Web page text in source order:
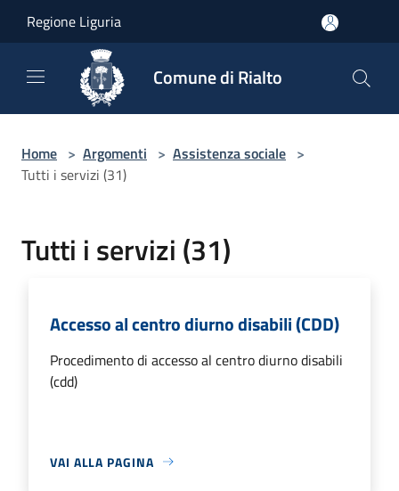
Regione Liguria
Comune di Rialto
Home > Argomenti > Assistenza sociale >
Tutti i servizi (31)
Tutti i servizi (31)
Accesso al centro diurno disabili (CDD)
Procedimento di accesso al centro diurno disabili
(cdd)
VAI ALLA PAGINA